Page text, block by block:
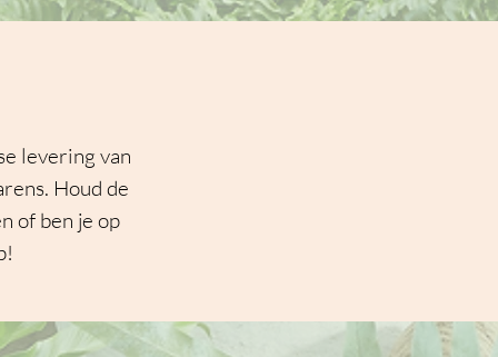
levering van
Houd de
of ben je op